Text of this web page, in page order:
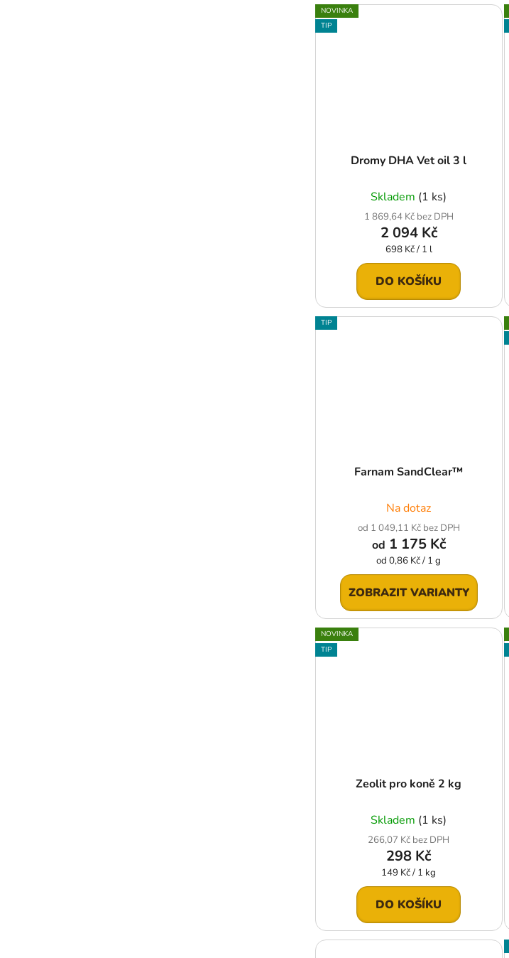
NOVINKA
TIP
Dromy DHA Vet oil 3 l
Skladem (1 ks)
1 869,64 Kč bez DPH
2 094 Kč
Měrná
cena:
698 Kč / 1 l
DO KOŠÍKU
TIP
Farnam SandClear™
Na dotaz
od 1 049,11 Kč bez DPH
od 1 175 Kč
Měrná
cena:
od 0,86 Kč / 1 g
ZOBRAZIT VARIANTY
NOVINKA
TIP
Zeolit pro koně 2 kg
Skladem (1 ks)
266,07 Kč bez DPH
298 Kč
Měrná
cena:
149 Kč / 1 kg
DO KOŠÍKU